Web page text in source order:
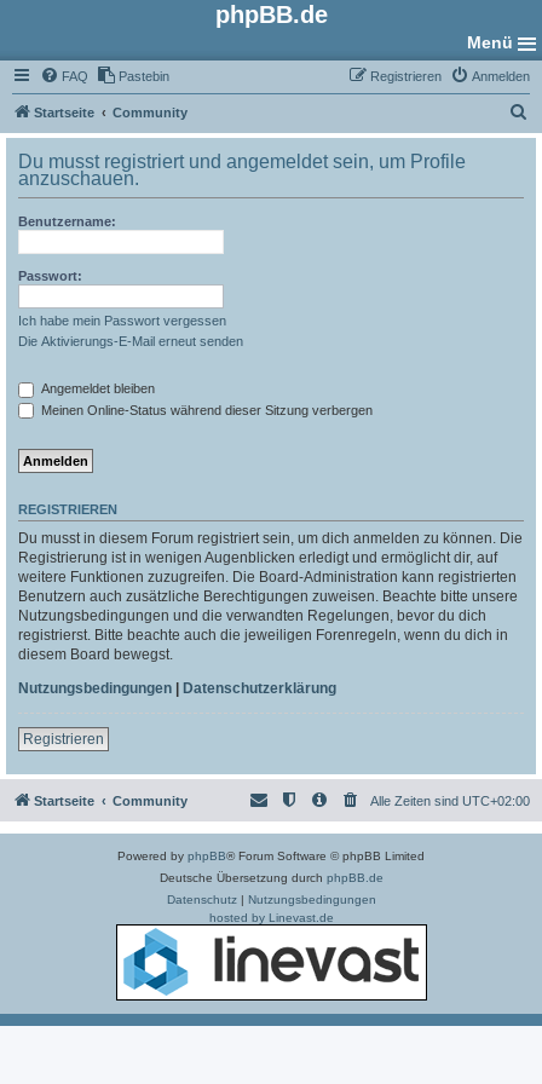
phpBB.de
Menü
FAQ Pastebin Anmelden
Registrieren
Startseite Community
u
Du musst registriert und angemeldet sein, um Profile
anzuschauen.
Benutzername:
Passwort:
Ich habe mein Passwort vergessen
Die Aktivierungs-E-Mail erneut senden
Angemeldet bleiben
Meinen Online-Status während dieser Sitzung verbergen
REGISTRIEREN
Du musst in diesem Forum registriert sein, um dich anmelden zu können. Die
Registrierung ist in wenigen Augenblicken erledigt und ermöglicht dir, auf
weitere Funktionen zuzugreifen. Die Board-Administration kann registrierten
Benutzern auch zusätzliche Berechtigungen zuweisen. Beachte bitte unsere
Nutzungsbedingungen und die verwandten Regelungen, bevor du dich
registrierst. Bitte beachte auch die jeweiligen Forenregeln, wenn du dich in
diesem Board bewegst.
Nutzungsbedingungen | Datenschutzerklärung
Registrieren
Startseite Community Alle Zeiten sind UTC+02:00
Powered by phpBB® Forum Software © phpBB Limited
Deutsche Übersetzung durch phpBB.de
Datenschutz| Nutzungsbedingungen
hosted by Linevast.de